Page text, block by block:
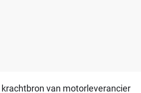
van motorleverancier